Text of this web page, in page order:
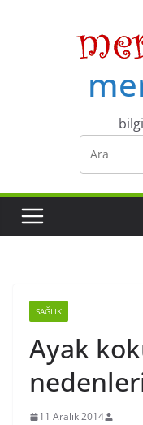
SAĞLIK
Ayak
11 Aralık 2014